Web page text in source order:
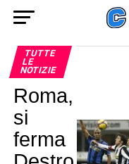
TUTTE
LE
NOTIZIE
Roma,
si
ferma